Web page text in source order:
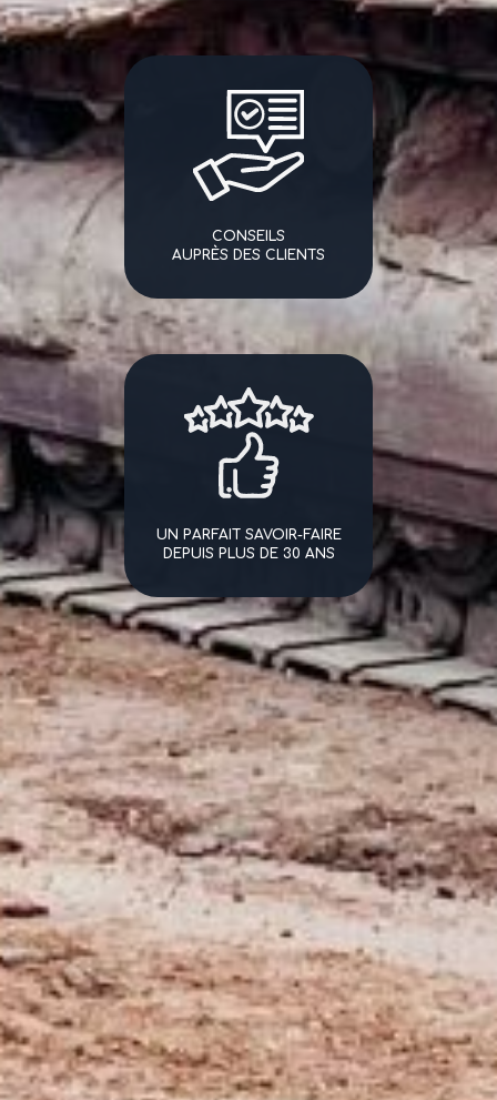
CONSEILS
AUPRÈS DES CLIENTS
UN PARFAIT SAVOIR-FAIRE
DEPUIS PLUS DE 30 ANS